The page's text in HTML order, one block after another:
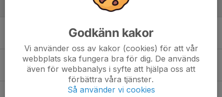
Tisdagensträning
1 sep 2025 0
Dagens träning
26 aug 2025 0
Klubbarbete Bondens Marknad
Godkänn kakor
Vi använder oss av kakor (cookies) för att vår
webbplats ska fungera bra för dig. De används
även för webbanalys i syfte att hjälpa oss att
förbättra våra tjänster.
Så använder vi cookies